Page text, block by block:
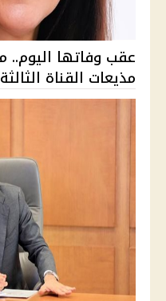
عقب وفاتها اليوم..
مذيعات القناة